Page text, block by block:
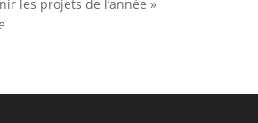
les projets de l’année »